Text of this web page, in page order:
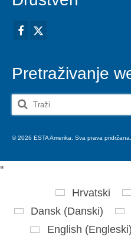
Pretraživanje
Search
for:
© 2026 ESTA Amerika. Sva prava pridržana.
''
Hrvatski
Dansk (Danski)
English (Engleski)